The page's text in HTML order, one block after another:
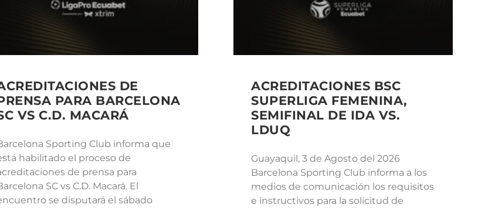
DE
PARA BARCELONA
VS C.D. MACARÁ
Sporting Club informa que
habilitado el proceso de
de prensa para
SC vs C.D. Macará. El
se disputará el sábado
ACREDITACIONES BSC
SUPERLIGA FEMENINA,
SEMIFINAL DE IDA VS.
LDUQ
Guayaquil, 3 de Agosto del 2026
Barcelona Sporting Club informa a los
medios de comunicación los requisitos
e instructivos para la solicitud de